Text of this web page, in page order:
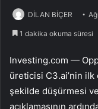
DİLAN BİÇER
1 dakika okuma süresi
Investing.com —
üreticisi C3.ai’nin
şekilde düşürmesi ve
açıklamasının